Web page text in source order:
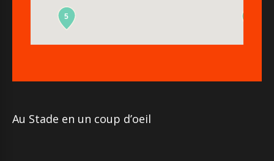
5
Au Stade en un coup d’oeil